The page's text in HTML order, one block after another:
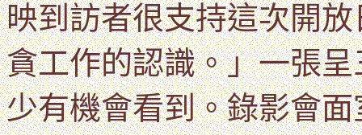
映到訪者很支持這次開
貪工作的認識。」一張
少有機會看到。錄影會